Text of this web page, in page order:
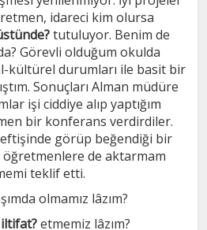
idareci kim olursa
tutuluyor. Benim de
Görevli olduğum okulda
kültürel durumları ile basit bir
Sonuçları Alman müdüre
işi ciddiye alıp yaptığım
bir konferans verdirdiler.
görüp beğendiği bir
öğretmenlere de aktarmam
teklif etti.
olmamız lâzım?
etmemiz lâzım?